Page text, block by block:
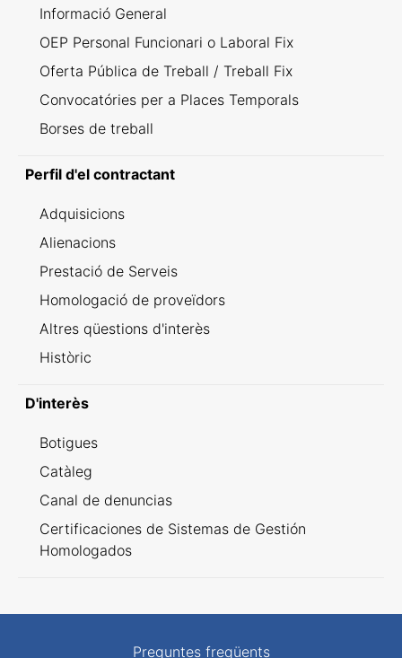
Informació General
OEP Personal Funcionari o Laboral Fix
Oferta Pública de Treball / Treball Fix
Convocatóries per a Places Temporals
Borses de treball
Perfil d'el contractant
Adquisicions
Alienacions
Prestació de Serveis
Homologació de proveïdors
Altres qüestions d'interès
Històric
D'interès
Botigues
Catàleg
Canal de denuncias
Certificaciones de Sistemas de Gestión
Homologados
Preguntes freqüents